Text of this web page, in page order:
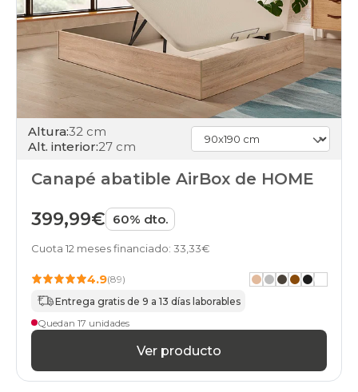
Altura:32 cm
Alt. interior:27 cm
Canapé abatible AirBox de HOME
399,99€ 60% dto.
Cuota 12 meses financiado: 33,33€
4.9(89)
Entrega gratis de 9 a 13 días laborables
Quedan 17 unidades
Ver producto